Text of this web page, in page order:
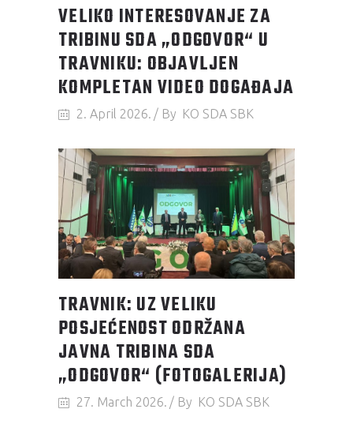
VELIKO INTERESOVANJE ZA
TRIBINU SDA „ODGOVOR“ U
TRAVNIKU: OBJAVLJEN
KOMPLETAN VIDEO DOGAĐAJA
2. April 2026. By KO SDA SBK
TRAVNIK: UZ VELIKU
POSJEĆENOST ODRŽANA
JAVNA TRIBINA SDA
„ODGOVOR“ (FOTOGALERIJA)
27. March 2026. By KO SDA SBK